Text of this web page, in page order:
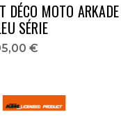
DÉCO MOTO
SÉRIE
€